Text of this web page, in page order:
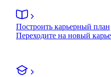
Построить карьерный план
Переходите на новый